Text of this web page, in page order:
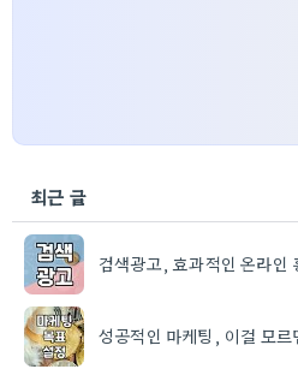
최근 글
검색광고, 효과적인 온라인
성공적인 마케팅, 이걸 모르